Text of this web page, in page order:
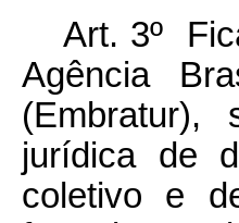
Art. 3º
Agência
(Embratur),
jurídica de
coletivo e